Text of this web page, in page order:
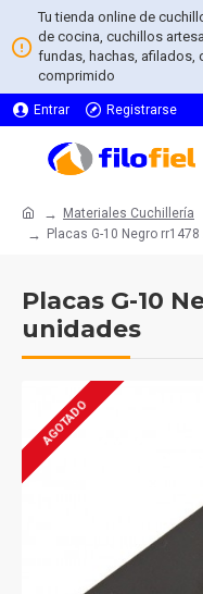
Tu tienda online de
de cocina, cuchillos
fundas, hachas, afilados,
comprimido
Entrar Registrarse
Materiales Cuchillería
Placas G-10 Negro
Placas G-10
unidades
AGOTADO